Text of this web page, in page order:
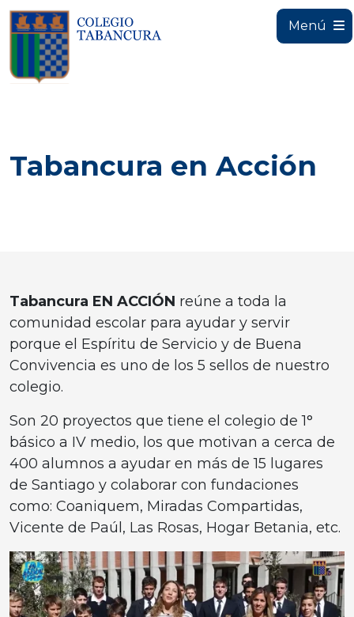
Menú
Tabancura en Acción
Tabancura EN ACCIÓN reúne a toda la
comunidad escolar para ayudar y servir
porque el Espíritu de Servicio y de Buena
Convivencia es uno de los 5 sellos de nuestro
colegio.
Son 20 proyectos que tiene el colegio de 1°
básico a IV medio, los que motivan a cerca de
400 alumnos a ayudar en más de 15 lugares
de Santiago y colaborar con fundaciones
como: Coaniquem, Miradas Compartidas,
Vicente de Paúl, Las Rosas, Hogar Betania, etc.